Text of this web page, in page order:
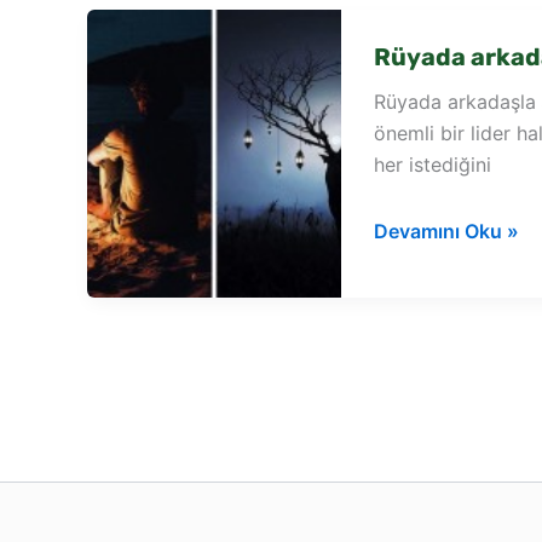
Rüyada
Rüyada
önemli bir lider
her istediğini
Rüyada
Devamını Oku »